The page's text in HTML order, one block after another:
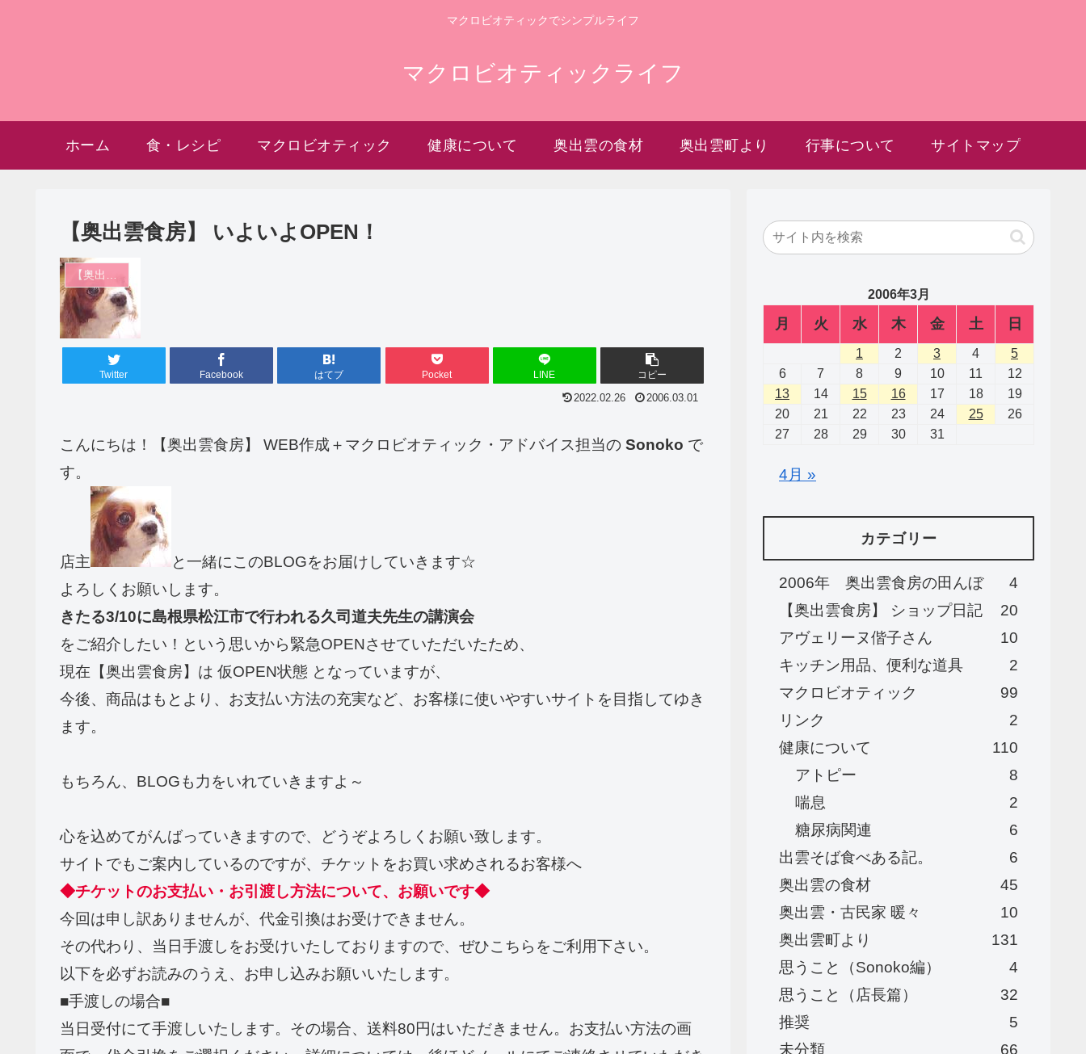
マクロビオティックでシンプルライフ
マクロビオティックライフ
ホーム 食・レシピ マクロビオティック 健康について 奥出雲の食材 奥出雲町より 行事について サイトマップ
【奥出雲食房】 いよいよOPEN！
Twitter Facebook はてブ Pocket LINE コピー
2022.02.26 2006.03.01
こんにちは！【奥出雲食房】 WEB作成＋マクロビオティック・アドバイス担当の Sonoko で
す。
店主
と一緒にこのBLOGをお届けしていきます☆
よろしくお願いします。
きたる3/10に島根県松江市で行われる久司道夫先生の講演会
をご紹介したい！という思いから緊急OPENさせていただいたため、
現在【奥出雲食房】は 仮OPEN状態 となっていますが、
今後、商品はもとより、お支払い方法の充実など、お客様に使いやすいサイトを目指してゆき
ます。
もちろん、BLOGも力をいれていきますよ～
心を込めてがんばっていきますので、どうぞよろしくお願い致します。
サイトでもご案内しているのですが、チケットをお買い求めされるお客様へ
◆チケットのお支払い・お引渡し方法について、お願いです◆
今回は申し訳ありませんが、代金引換はお受けできません。
その代わり、当日手渡しをお受けいたしておりますので、ぜひこちらをご利用下さい。
以下を必ずお読みのうえ、お申し込みお願いいたします。
■手渡しの場合■
当日受付にて手渡しいたします。その場合、送料80円はいただきません。お支払い方法の画
2006年3月
月 火 水 木 金 土 日
1 2 3 4
5
6
7 8 9 10 11
12
13
14 15 16 17 18
19
20
21 22 23 24 25
26
27
28 29 30 31
4月 »
カテゴリー
2006年 奥出雲食房の田んぼ
4
【奥出雲食房】 ショップ日記
20
アヴェリーヌ偕子さん
10
キッチン用品、便利な道具
2
マクロビオティック
99
リンク
2
健康について
110
アトピー
8
喘息
2
糖尿病関連
6
出雲そば食べある記。
6
奥出雲の食材
45
奥出雲・古民家 暖々
10
奥出雲町より
131
思うこと（Sonoko編）
4
思うこと（店長篇）
32
推奨
5
未分類
66